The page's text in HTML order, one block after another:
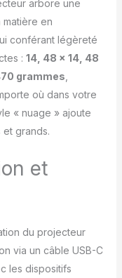
du
de sorte que
basculer
de la
ou
endroit
Avec 2
minuterie
(1
et celui
Facile à
de
arbore une
en
conférant légèreté
: 14, 48 x 14, 48
grammes
où dans votre
« nuage » ajoute
grands.
et
du projecteur
via un câble USB-C
les dispositifs